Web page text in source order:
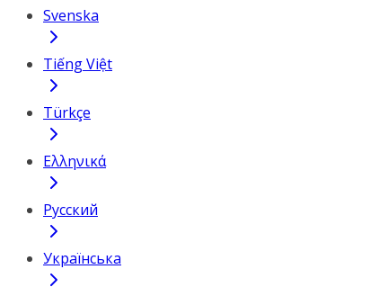
Svenska
Tiếng Việt
Türkçe
Ελληνικά
Русский
Українська